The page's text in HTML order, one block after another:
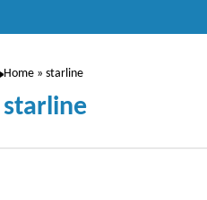
Home » starline
starline